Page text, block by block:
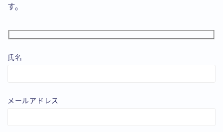
す。
氏名
メールアドレス